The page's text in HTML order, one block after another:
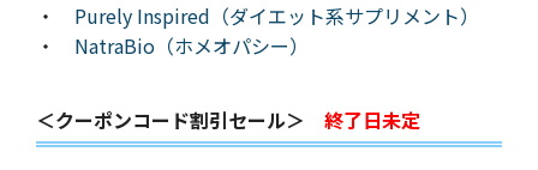
・ Purely Inspired（ダイエット系サプリメント）
・ NatraBio（ホメオパシー）
＜クーポンコード割引セール＞ 終了日未定